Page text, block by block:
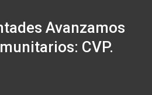
Avanzamos
CVP.